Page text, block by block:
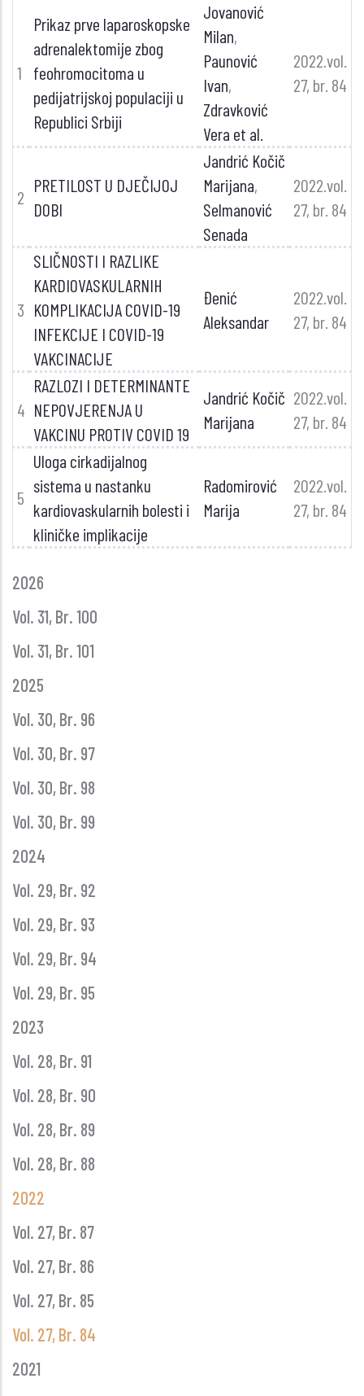
1
Prikaz prve laparoskopske
adrenalektomije zbog
feohromocitoma u
pedijatrijskoj populaciji u
Republici Srbiji
Jovanović
Milan,
Paunović
Ivan,
Zdravković
Vera et al.
2022.vol.
27, br. 84
2
PRETILOST U DJEČIJOJ
DOBI
Jandrić Kočič
Marijana,
Selmanović
Senada
2022.vol.
27, br. 84
3
SLIČNOSTI I RAZLIKE
KARDIOVASKULARNIH
KOMPLIKACIJA COVID-19
INFEKCIJE I COVID-19
VAKCINACIJE
Đenić
Aleksandar
2022.vol.
27, br. 84
4
RAZLOZI I DETERMINANTE
NEPOVJERENJA U
VAKCINU PROTIV COVID 19
Jandrić Kočič
Marijana
2022.vol.
27, br. 84
5
Uloga cirkadijalnog
sistema u nastanku
kardiovaskularnih bolesti i
kliničke implikacije
Radomirović
Marija
2022.vol.
27, br. 84
GLASNIK
GODINE
2026
Vol. 31, Br. 100
Vol. 31, Br. 101
2025
Vol. 30, Br. 96
Vol. 30, Br. 97
Vol. 30, Br. 98
Vol. 30, Br. 99
2024
Vol. 29, Br. 92
Vol. 29, Br. 93
Vol. 29, Br. 94
Vol. 29, Br. 95
2023
Vol. 28, Br. 91
Vol. 28, Br. 90
Vol. 28, Br. 89
Vol. 28, Br. 88
2022
Vol. 27, Br. 87
Vol. 27, Br. 86
Vol. 27, Br. 85
Vol. 27, Br. 84
2021